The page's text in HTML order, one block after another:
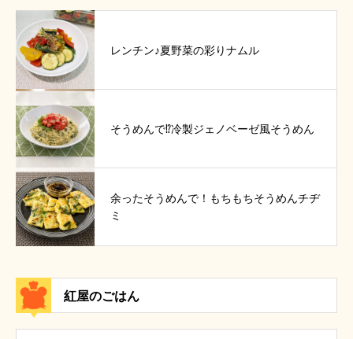
レンチン♪夏野菜の彩りナムル
そうめんで⁉冷製ジェノベーゼ風そうめん
余ったそうめんで！もちもちそうめんチヂ
ミ
紅屋のごはん